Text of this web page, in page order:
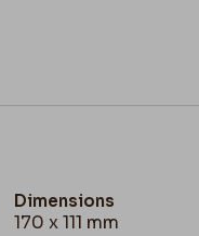
Dimensions
170 x 111 mm